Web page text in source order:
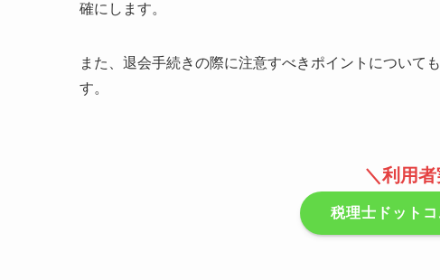
確にします。
また、退会手続きの際に注意すべきポイントについて
す。
＼利用
税理士ドット